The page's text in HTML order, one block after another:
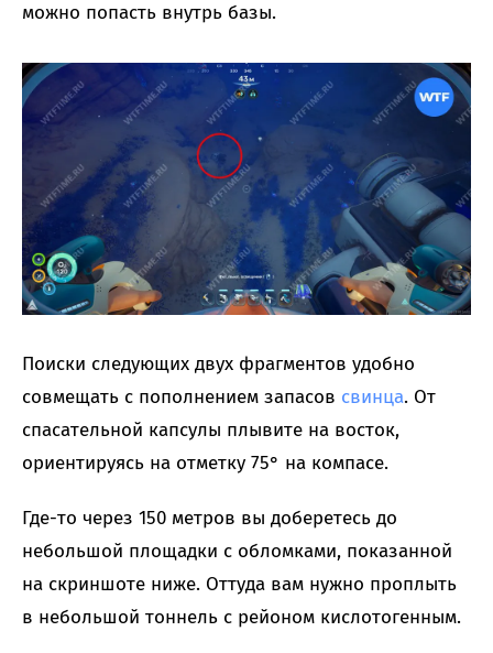
можно попасть внутрь базы.
Поиски следующих двух фрагментов удобно
совмещать с пополнением запасов свинца. От
спасательной капсулы плывите на восток,
ориентируясь на отметку 75° на компасе.
Где-то через 150 метров вы доберетесь до
небольшой площадки с обломками, показанной
на скриншоте ниже. Оттуда вам нужно проплыть
в небольшой тоннель с рейоном кислотогенным.